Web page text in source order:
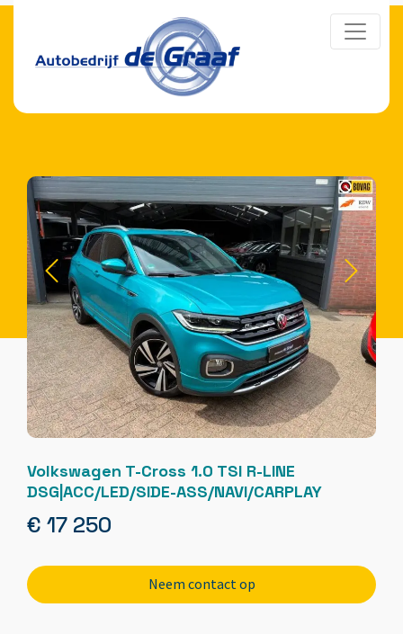
Volkswagen T-Cross 1.0 TSI R-LINE
DSG|ACC/LED/SIDE-ASS/NAVI/CARPLAY
€ 17 250
Neem contact op